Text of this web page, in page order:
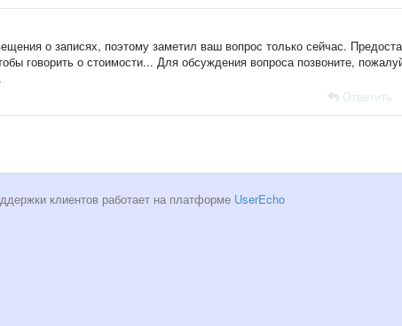
о записях, поэтому заметил ваш вопрос только сейчас.
говорить о стоимости... Для обсуждения вопроса позвоните,
Ответить
клиентов работает на платформе UserEcho